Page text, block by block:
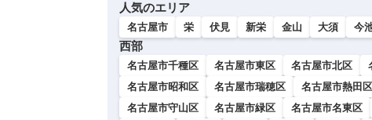
人気のエリア
名古屋市 栄 伏見 新栄 金山 大須 今
西部
名古屋市千種区 名古屋市東区 名古屋市北区
名古屋市昭和区
名古屋市瑞穂区 名古屋市熱田区
名古屋市守山区
名古屋市緑区 名古屋市名東区